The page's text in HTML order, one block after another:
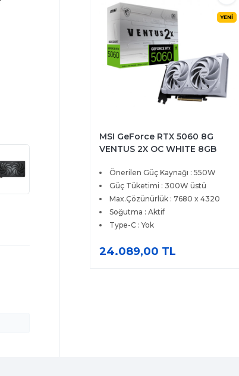
YENİ
MSI GeForce RTX 5060 8G
VENTUS 2X OC WHITE 8GB
Önerilen Güç Kaynağı : 550W
Güç Tüketimi : 300W üstü
Max.Çözünürlük : 7680 x 4320
Soğutma : Aktif
Type-C : Yok
24.089,00 TL